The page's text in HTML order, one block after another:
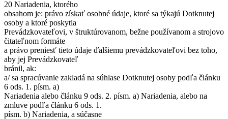
20 Nariadenia, ktorého
obsahom je: právo získať osobné údaje, ktoré sa týkajú Dotknutej
osoby a ktoré poskytla
Prevádzkovateľovi, v štruktúrovanom, bežne používanom a strojovo
čitateľnom formáte
a právo preniesť tieto údaje ďalšiemu prevádzkovateľovi bez toho,
aby jej Prevádzkovateľ
bránil, ak:
a/ sa spracúvanie zakladá na súhlase Dotknutej osoby podľa článku
6 ods. 1. písm. a)
Nariadenia alebo článku 9 ods. 2. písm. a) Nariadenia, alebo na
zmluve podľa článku 6 ods. 1.
písm. b) Nariadenia, a súčasne